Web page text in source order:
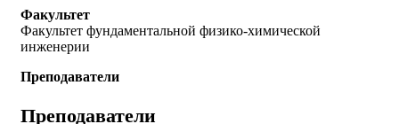
Факультет
Факультет фундаментальной физико-химической
инженерии
Преподаватели
Преподаватели